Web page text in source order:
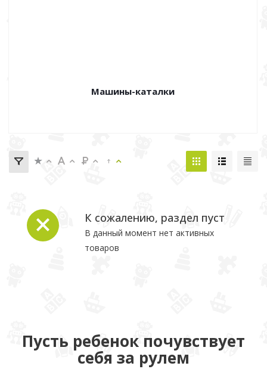
Машины-каталки
К сожалению, раздел пуст
В данный момент нет активных
товаров
Пусть ребенок почувствует
себя за рулем